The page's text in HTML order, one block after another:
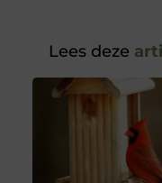
Lees deze